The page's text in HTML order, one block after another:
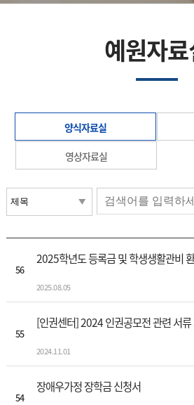
예원자
양식자료실
영상자료실
56
2025학년도 등록금 및 학생생활관비
2025.08.05
55
[인권센터] 2024 인권공모전 관련 서류
2024.11.01
54
장애우가정 장학금 신청서